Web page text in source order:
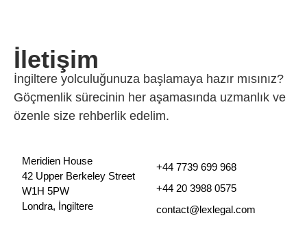
İletişim
İngiltere yolculuğunuza başlamaya hazır mısınız?
Göçmenlik sürecinin her aşamasında uzmanlık ve
özenle size rehberlik edelim.
Meridien House
42 Upper Berkeley Street
W1H 5PW
Londra, İngiltere
+44 7739 699 968
+44 20 3988 0575
contact@lexlegal.com